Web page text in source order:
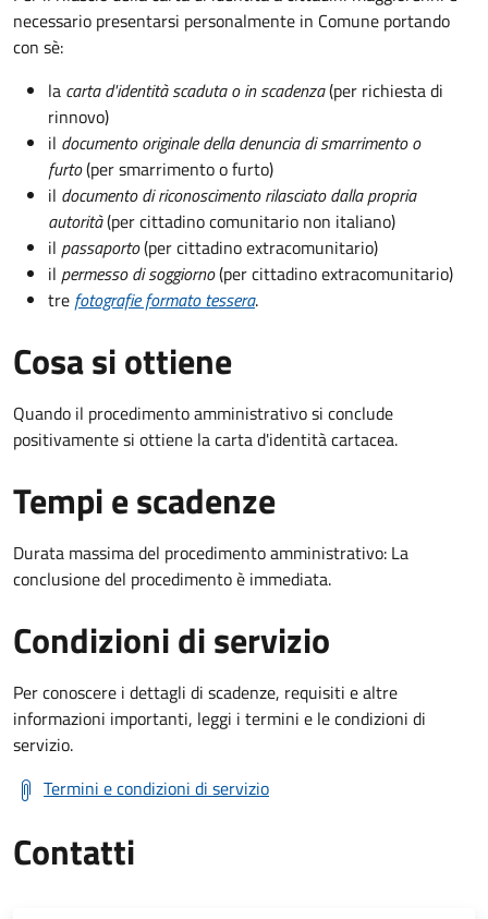
necessario presentarsi personalmente in Comune portando
con sè:
la carta d'identità scaduta o in scadenza(per richiesta di
rinnovo)
il documento originale della denuncia di smarrimento o
furto(per smarrimento o furto)
il documento di riconoscimento rilasciato dalla propria
autorità(per cittadino comunitario non italiano)
il passaporto(per cittadino extracomunitario)
il permesso di soggiorno(per cittadino extracomunitario)
tre fotografie formato tessera.
Cosa si ottiene
Quando il procedimento amministrativo si conclude
positivamente si ottiene la carta d'identità cartacea.
Tempi e scadenze
Durata massima del procedimento amministrativo: La
conclusione del procedimento è immediata.
Condizioni di servizio
Per conoscere i dettagli di scadenze, requisiti e altre
informazioni importanti, leggi i termini e le condizioni di
servizio.
Termini e condizioni di servizio
Contatti